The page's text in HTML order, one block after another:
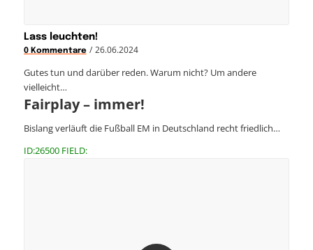
Lass leuchten!
0 Kommentare / 26.06.2024
Gutes tun und darüber reden. Warum nicht? Um andere
vielleicht…
Fairplay – immer!
Bislang verläuft die Fußball EM in Deutschland recht friedlich…
ID:26500 FIELD: